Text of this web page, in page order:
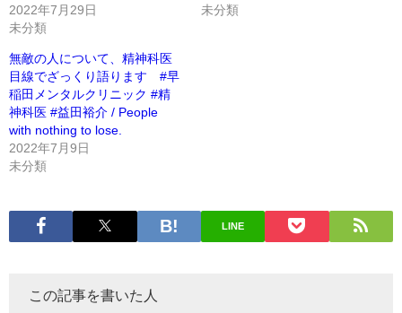
2022年7月29日
未分類
未分類
無敵の人について、精神科医
目線でざっくり語ります #早
稲田メンタルクリニック #精
神科医 #益田裕介 / People
with nothing to lose.
2022年7月9日
未分類
LINE
この記事を書いた人